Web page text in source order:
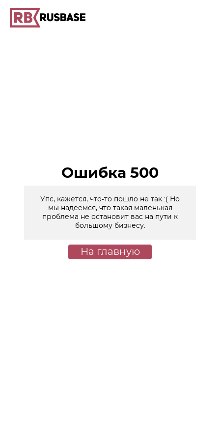
Ошибка 500
Упс, кажется, что-то пошло не так :( Но
мы надеемся, что такая маленькая
проблема не остановит вас на пути к
большому бизнесу.
На главную